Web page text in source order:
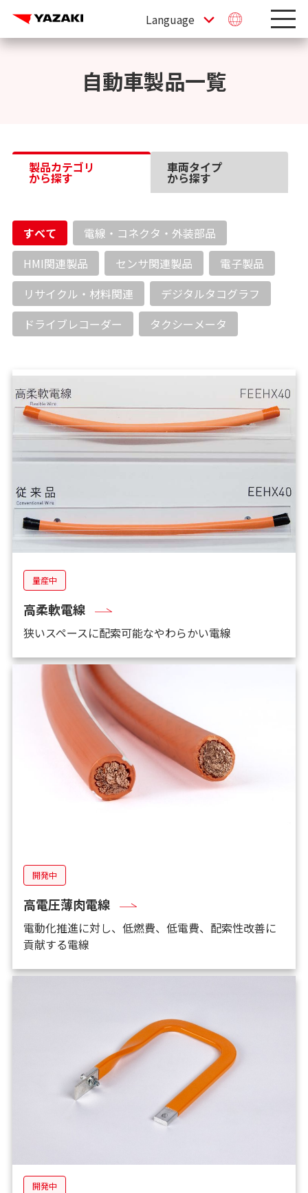
自動車製品一覧
製品カテゴリ
から探す
車両タイプ
から探す
すべて
電線・コネクタ・外装部品
HMI関連製品
センサ関連製品
電子製品
リサイクル・材料関連
デジタルタコグラフ
ドライブレコーダー
タクシーメータ
量産中
高柔軟電線
狭いスペースに配索可能なやわらかい電線
開発中
高電圧薄肉電線
電動化推進に対し、低燃費、低電費、配索性改善に
貢献する電線
開発中